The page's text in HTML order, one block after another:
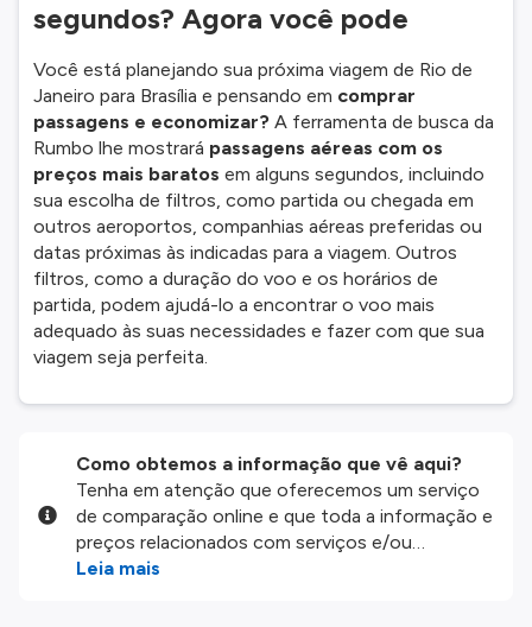
segundos? Agora você pode
Você está planejando sua próxima viagem de Rio de
Janeiro para Brasília e pensando em comprar
passagens e economizar? A ferramenta de busca da
Rumbo lhe mostrará passagens aéreas com os
preços mais baratos em alguns segundos, incluindo
sua escolha de filtros, como partida ou chegada em
outros aeroportos, companhias aéreas preferidas ou
datas próximas às indicadas para a viagem. Outros
filtros, como a duração do voo e os horários de
partida, podem ajudá-lo a encontrar o voo mais
adequado às suas necessidades e fazer com que sua
viagem seja perfeita.
Como obtemos a informação que vê aqui?
Tenha em atenção que oferecemos um serviço
de comparação online e que toda a informação e
preços relacionados com serviços e/ou
produtos disponíveis no nosso website são
Leia mais